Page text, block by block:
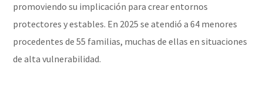
promoviendo su implicación para crear entornos
protectores y estables. En 2025 se atendió a 64 menores
procedentes de 55 familias, muchas de ellas en situaciones
de alta vulnerabilidad.